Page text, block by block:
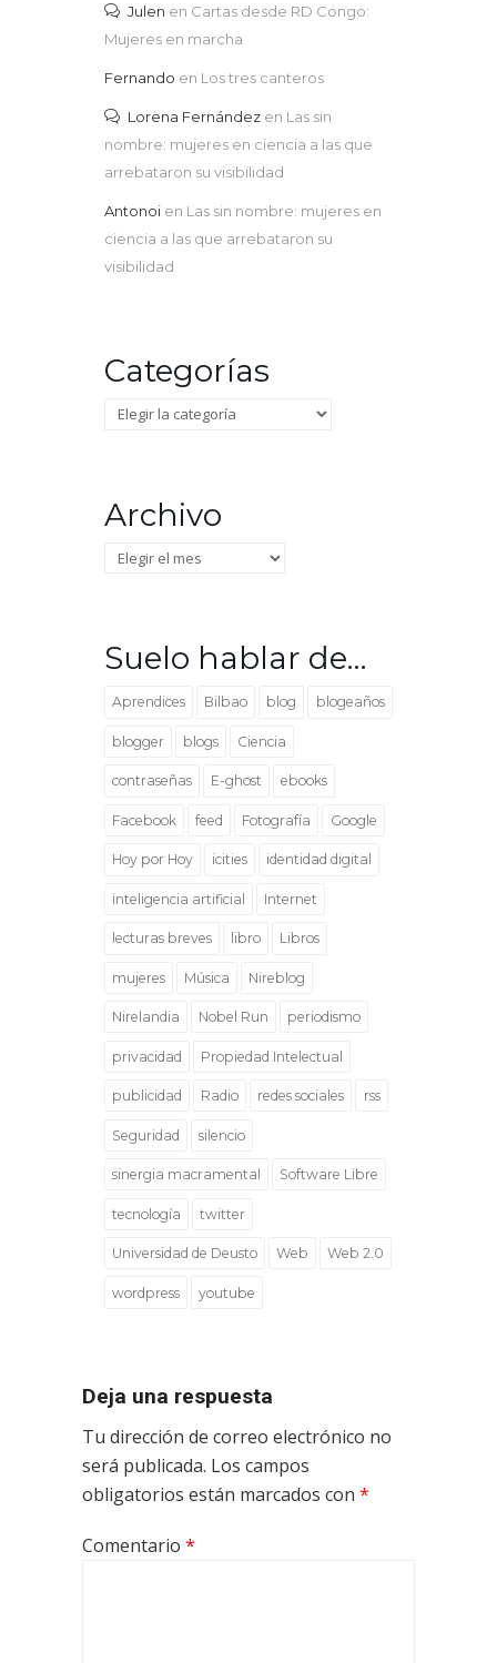
Julen en Cartas desde RD Congo:
Mujeres en marcha
Fernando en Los tres canteros
Lorena Fernández en Las sin
nombre: mujeres en ciencia a las que
arrebataron su visibilidad
Antonoi en Las sin nombre: mujeres en
ciencia a las que arrebataron su
visibilidad
Categorías
Categorías
Archivo
Archivo
Suelo hablar de…
Aprendices Bilbao blog blogeaños
blogger blogs Ciencia
contraseñas E-ghost ebooks
Facebook feed Fotografía Google
Hoy por Hoy icities identidad digital
inteligencia artificial Internet
lecturas breves libro Libros
mujeres Música Nireblog
Nirelandia Nobel Run periodismo
privacidad Propiedad Intelectual
publicidad Radio redes sociales rss
Seguridad silencio
sinergia macramental Software Libre
tecnología twitter
Universidad de Deusto Web Web 2.0
wordpress youtube
Deja una respuesta
Tu dirección de correo electrónico no
será publicada. Los campos
obligatorios están marcados con *
Comentario *